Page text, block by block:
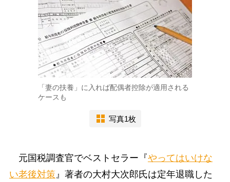
「妻の扶養」に入れば配偶者控除が適用される
ケースも
写真1枚
元国税調査官でベストセラー『やってはいけな
い老後対策』著者の大村大次郎氏は定年退職した